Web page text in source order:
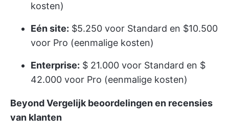
kosten)
Eén site: $5.250 voor Standard en $10.500
voor Pro (eenmalige kosten)
Enterprise: $ 21.000 voor Standard en $
42.000 voor Pro (eenmalige kosten)
Beyond Vergelijk beoordelingen en recensies
van klanten